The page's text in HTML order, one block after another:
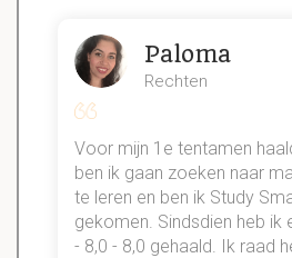
Paloma
Rechten
Voor mijn 1e tentamen
ben ik gaan zoeken naar
te leren en ben ik Study
gekomen. Sindsdien heb ik
- 8,0 - 8,0 gehaald. Ik raad